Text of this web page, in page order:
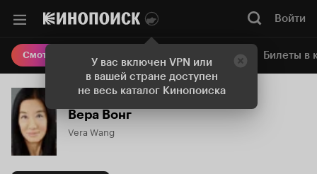
У вас включен VPN или
в вашей стране доступен
не весь каталог Кинопоиска
Войти
Смотреть кино Онлайн-кинотеатр Билеты в
Вера Вонг
Vera Wang